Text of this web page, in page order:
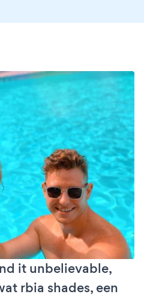
it unbelievable,
rbia shades, een